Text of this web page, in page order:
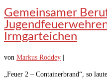
Gemeinsamer
Irmgarteichen
von Markus Roddey
„Feuer 2 – Containerbrand“, so